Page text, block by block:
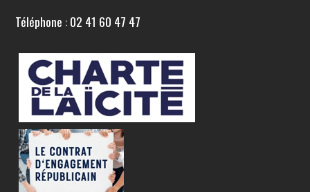
Téléphone : 02 41 60 47 47